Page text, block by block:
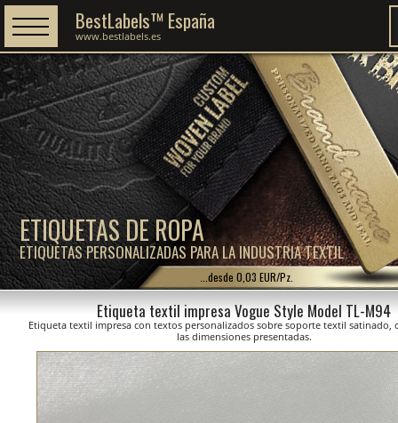
ETIQUETAS DE ROPA
ETIQUETAS PERSONALIZADAS PARA LA INDUSTRIA TEXTIL
BestLabels™ España
www.bestlabels.es
...desde 0,03 EUR/Pz.
Etiqueta textil impresa Vogue Style Model TL-M94
Etiqueta textil impresa con textos personalizados sobre soporte textil satinado,
las dimensiones presentadas.